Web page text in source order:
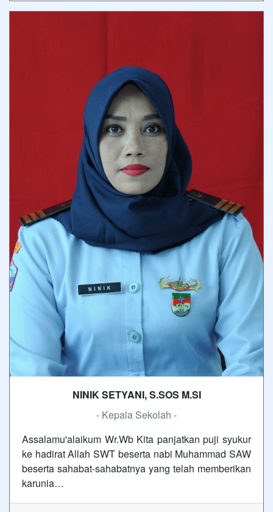
NINIK SETYANI, S.SOS M.SI
- Kepala Sekolah -
Assalamu'alaikum Wr.Wb Kita panjatkan puji syukur
ke hadirat Allah SWT beserta nabi Muhammad SAW
beserta sahabat-sahabatnya yang telah memberikan
karunia…